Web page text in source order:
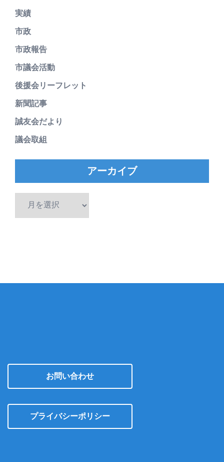
実績
市政
市政報告
市議会活動
後援会リーフレット
新聞記事
誠友会だより
議会取組
アーカイブ
お問い合わせ
プライバシーポリシー